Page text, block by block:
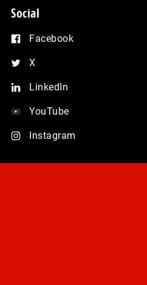
Social
Facebook
X
LinkedIn
YouTube
Instagram